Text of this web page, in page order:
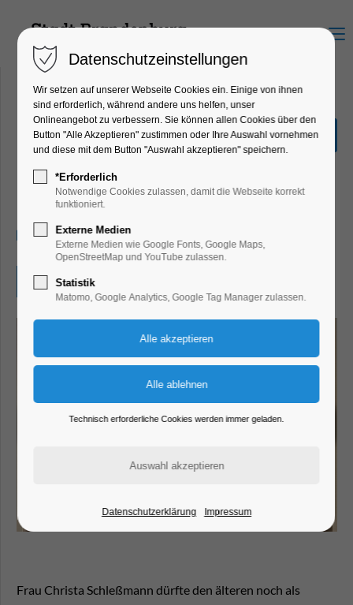
Menu
Galerie van den Boom -
Christa Schleßmann -
Erlebnis und Faszination
Ausstellung
16.06.2024, 14:00–18:00
Eintritt frei
Frau Christa Schleßmann dürfte den älteren noch als
Datenschutzeinstellungen
Wir setzen auf unserer Webseite Cookies ein. Einige von ihnen
sind erforderlich, während andere uns helfen, unser
Onlineangebot zu verbessern. Sie können allen Cookies über den
Button "Alle Akzeptieren" zustimmen oder Ihre Auswahl vornehmen
und diese mit dem Button "Auswahl akzeptieren" speichern.
*Erforderlich
Notwendige Cookies zulassen, damit die Webseite korrekt
funktioniert.
Externe Medien
Externe Medien wie Google Fonts, Google Maps,
OpenStreetMap und YouTube zulassen.
Statistik
Matomo, Google Analytics, Google Tag Manager zulassen.
Technisch erforderliche Cookies werden immer geladen.
Datenschutzerklärung Impressum